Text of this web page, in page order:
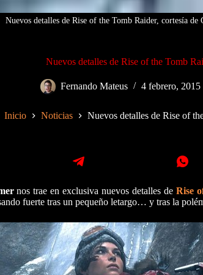
Nuevos detalles de Rise of the Tomb Raider, cortesía de
Nuevos detalles de Rise of the Tomb
Fernando Mateus 4 febrero, 2015
Inicio Noticias Nuevos detalles de Rise of
nos trae en exclusiva nuevos detalles de Rise
fuerte tras un pequeño letargo… y tras la